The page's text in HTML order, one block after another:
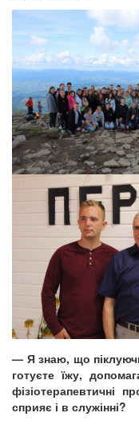
— Я знаю, що
готуєте їжу,
фізіотерапевтичні
сприяє і в служінні?